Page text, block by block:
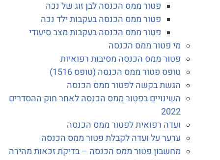
פטור ממס הכנסה לבן זוג של נכה
פטור ממס הכנסה בעקבות ילד נכה
פטור ממס הכנסה בעקבות מצב סיעודי
מי פטור ממס הכנסה
פטור ממס הכנסה מסיבות רפואיות
טופס פטור ממס הכנסה (טופס 1516)
הגשת בקשה לפטור ממס הכנסה
השינויים בפטור ממס הכנסה לאחר חוק ההסדרים
ועדה רפואית לפטור ממס הכנסה
ערער על ועדה לקבלת פטור ממס הכנסה
מחשבון פטור ממס הכנסה – בדיקת זכאות מהירה